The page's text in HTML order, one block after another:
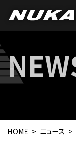
ヌカベの強み
生産設備
HOME ニュース